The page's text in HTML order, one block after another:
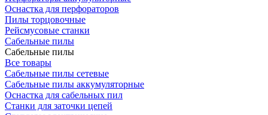
Оснастка для перфораторов
Пилы торцовочные
Рейсмусовые станки
Сабельные пилы
Сабельные пилы
Все товары
Сабельные пилы сетевые
Сабельные пилы аккумуляторные
Оснастка для сабельных пил
Станки для заточки цепей